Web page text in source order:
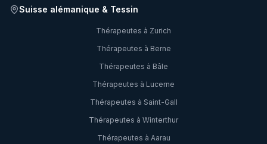
Suisse alémanique & Tessin
Thérapeutes à Zurich
Thérapeutes à Berne
Thérapeutes à Bâle
Thérapeutes à Lucerne
Thérapeutes à Saint-Gall
Thérapeutes à Winterthur
Thérapeutes à Aarau